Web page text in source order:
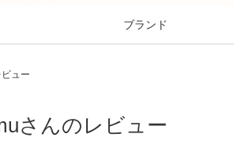
ブランド
ュー
さんのレビュー